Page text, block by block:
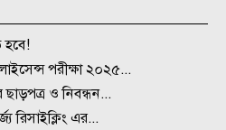
হবে!
পরীক্ষা ২০২৫...
ও নিবন্ধন...
রিসাইক্লিং এর...